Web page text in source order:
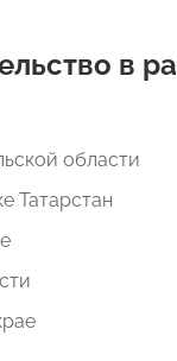
в
области
Татарстан